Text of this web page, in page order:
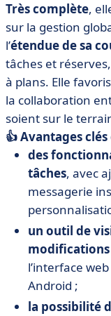
Très complète,
sur la gestion
l’étendue de sa
tâches et
à plans. Elle
la collaboration
soient sur le
👍 Avantages
des
tâches, avec
messagerie
un outil de
modifications
l’interface
Android ;
la possibilité